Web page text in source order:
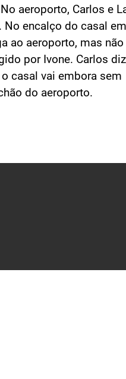
aeroporto, Carlos e
No encalço do casal em
ao aeroporto, mas não
por Ivone. Carlos
casal vai embora sem
do aeroporto.